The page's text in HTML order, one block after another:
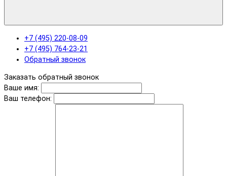
+7 (495) 220-08-09
+7 (495) 764-23-21
Обратный звонок
Заказать обратный звонок
Ваше имя:
Ваш телефон: